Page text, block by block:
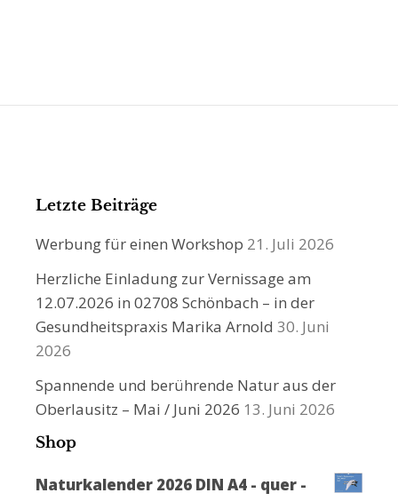
Letzte Beiträge
Werbung für einen Workshop 21. Juli 2026
Herzliche Einladung zur Vernissage am
12.07.2026 in 02708 Schönbach – in der
Gesundheitspraxis Marika Arnold 30. Juni
2026
Spannende und berührende Natur aus der
Oberlausitz – Mai / Juni 2026 13. Juni 2026
Shop
Naturkalender 2026 DIN A4 - quer -